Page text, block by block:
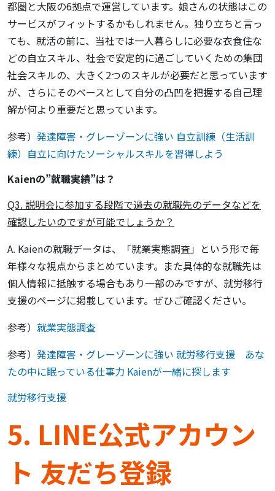
都圏と大阪の6拠点で運営しています。娘さんの状態はこの
サービスがフィットするかもしれません。独り立ちと言っ
ても、就活の前に、当社では一人暮らしに必要な衣食住な
どの自立スキル、社会で安定的に過ごしていくための集団
社会スキルの、大きく2つのスキルが必要だと思っています
が、さらにそのベースとして自分の凸凹を把握する自己理
解が何より重要だと思っています。
参考） 発達障害・グレーゾーンに強い 自立訓練（生活訓
練）自立に向けたソーシャルスキルを習得しよう
Kaienの”就職実績”は？
Q3. 説明会に参加する段階で過去の就職先のデータなどを
確認したいのですが可能でしょうか？
A. Kaienの就職データは、「就業実態調査」という形で毎
年様々な視点からまとめています。また具体的な就職先は
個人情報に抵触する場合もあり一部のみですが、就労移行
支援のページに掲載しています。ぜひご確認ください。
参考） 就業実態調査
参考） 発達障害・グレーゾーンに強い 就労移行支援 あな
たの中に眠っている仕事力 Kaienが一緒に探します
就労移行支援
5. LINE公式アカウン
ト 友だち登録